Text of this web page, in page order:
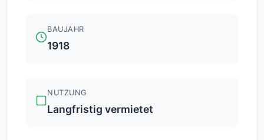
BAUJAHR
1918
NUTZUNG
Langfristig vermietet